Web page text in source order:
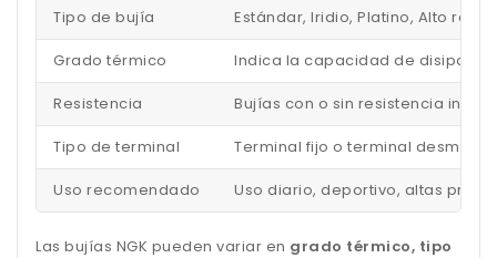
Tipo de bujía Estándar, Iridio, Platino, Alto
Grado térmico Indica la capacidad de disipar
Resistencia Bujías con o sin resistencia
Tipo de terminal Terminal fijo o terminal
Uso recomendado Uso diario, deportivo, altas
Las bujías NGK pueden variar en grado térmico, tipo